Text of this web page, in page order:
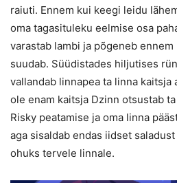
raiuti. Ennem kui keegi leidu
oma tagasituleku eelmise osa
varastab lambi ja põgeneb
suudab. Süüdistades hiljutises
vallandab linnapea ta linna kaitsja
ole enam kaitsja Dzinn otsustab
Risky peatamise ja oma linna
aga sisaldab endas iidset
ohuks tervele linnale.